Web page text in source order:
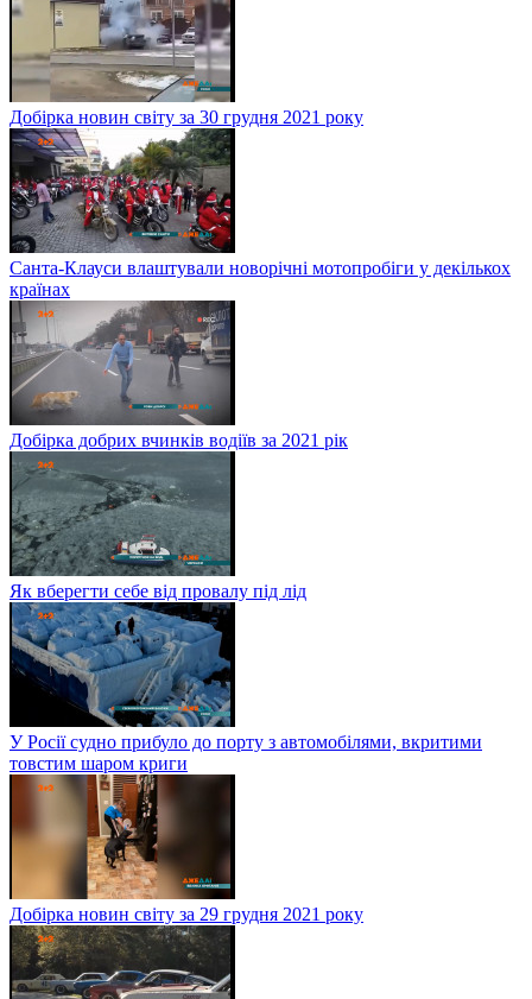
Добірка новин світу за 30 грудня 2021 року
Санта-Клауси влаштували новорічні мотопробіги у декількох
країнах
Добірка добрих вчинків водіїв за 2021 рік
Як вберегти себе від провалу під лід
У Росії судно прибуло до порту з автомобілями, вкритими
товстим шаром криги
Добірка новин світу за 29 грудня 2021 року